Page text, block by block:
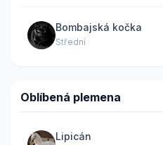
Bombajská kočka
Střední
Oblíbená plemena
Lipicán